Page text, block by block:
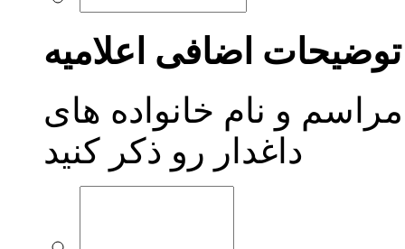
توضیحات اضافی اعلامیه
و نام خانواده های
داغدار رو ذکر کنید